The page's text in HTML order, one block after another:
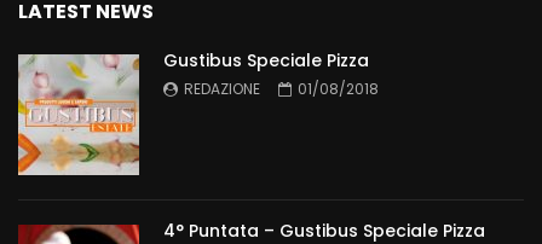
LATEST NEWS
Gustibus Speciale Pizza
REDAZIONE 01/08/2018
4° Puntata – Gustibus Speciale Pizza